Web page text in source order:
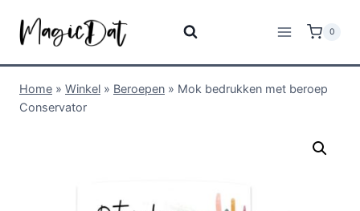
0
Home » Winkel » Beroepen » Mok bedrukken met beroep
Conservator